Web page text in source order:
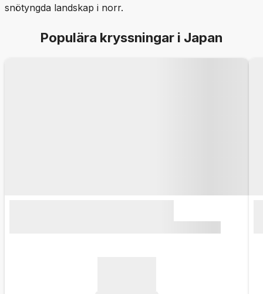
snötyngda landskap i norr.
Populära kryssningar i Japan